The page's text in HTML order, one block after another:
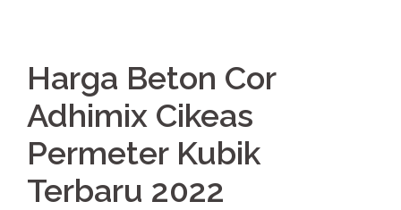
Harga Beton Cor
Adhimix Cikeas
Permeter Kubik
Terbaru 2022